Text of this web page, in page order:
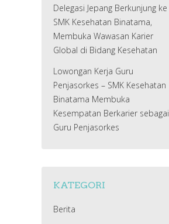
Delegasi Jepang Berkunjung ke
SMK Kesehatan Binatama,
Membuka Wawasan Karier
Global di Bidang Kesehatan
Lowongan Kerja Guru
Penjasorkes – SMK Kesehatan
Binatama Membuka
Kesempatan Berkarier sebagai
Guru Penjasorkes
KATEGORI
Berita